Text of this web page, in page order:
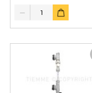
Quantity